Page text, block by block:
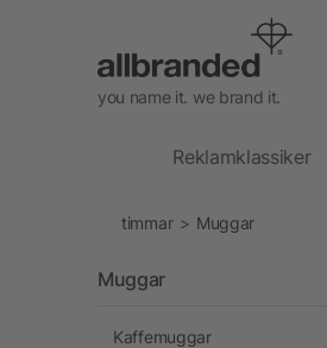
you name it. we brand it.
Reklamklassiker
timmar Muggar
Muggar
Kaffemuggar